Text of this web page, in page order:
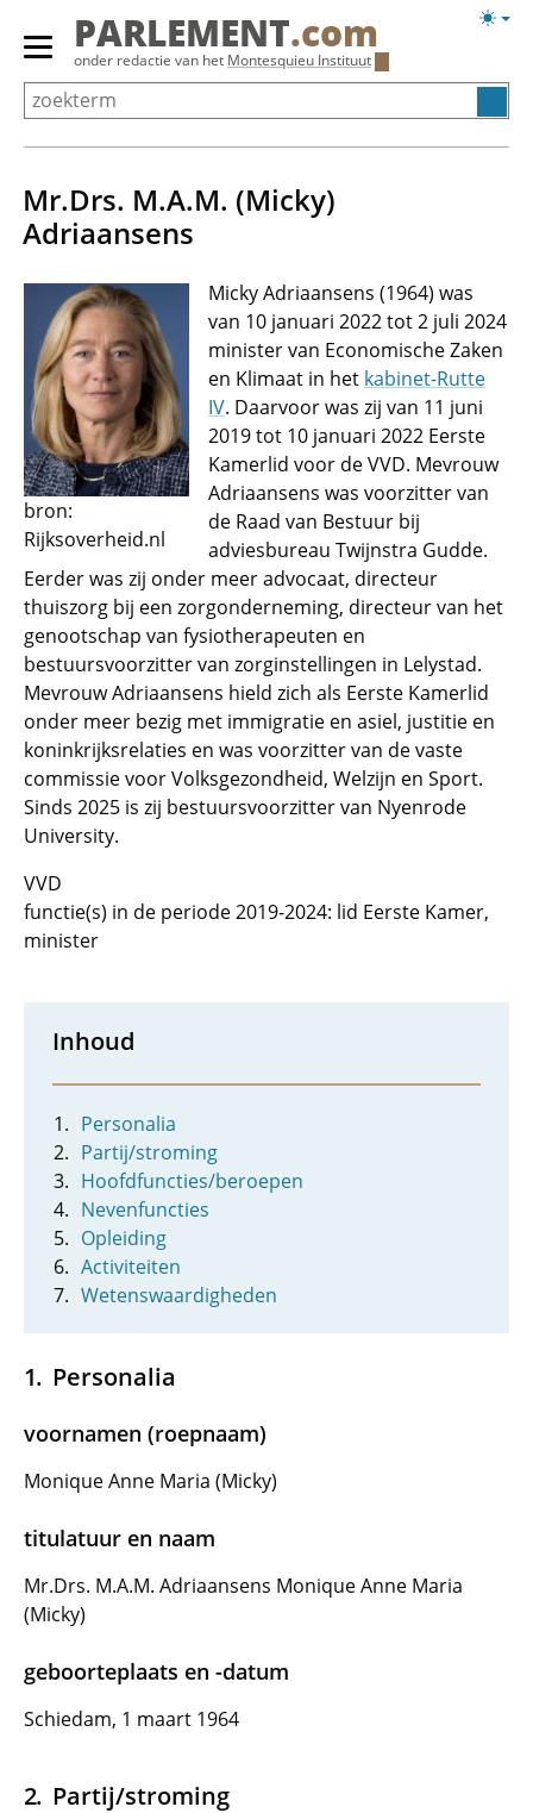
Overslaan
Primair
menu
tonen/verbergen
PARLEMENT.com
onder redactie van het Montesquieu Instituut
Mr.Drs. M.A.M. (Micky)
Adriaansens
bron:
Rijksoverheid.nl
Micky Adriaansens (1964) was
van 10 januari 2022 tot 2 juli 2024
minister van Economische Zaken
en Klimaat in het kabinet-Rutte
IV. Daarvoor was zij van 11 juni
2019 tot 10 januari 2022 Eerste
Kamerlid voor de VVD. Mevrouw
Adriaansens was voorzitter van
de Raad van Bestuur bij
adviesbureau Twijnstra Gudde.
Eerder was zij onder meer advocaat, directeur
thuiszorg bij een zorgonderneming, directeur van het
genootschap van fysiotherapeuten en
bestuursvoorzitter van zorginstellingen in Lelystad.
Mevrouw Adriaansens hield zich als Eerste Kamerlid
onder meer bezig met immigratie en asiel, justitie en
koninkrijksrelaties en was voorzitter van de vaste
commissie voor Volksgezondheid, Welzijn en Sport.
Sinds 2025 is zij bestuursvoorzitter van Nyenrode
University.
VVD
functie(s) in de periode 2019-2024: lid Eerste Kamer,
minister
Inhoud
Personalia
Partij/stroming
Hoofdfuncties/beroepen
Nevenfuncties
Opleiding
Activiteiten
Wetenswaardigheden
Personalia
voornamen (roepnaam)
Monique Anne Maria (Micky)
titulatuur en naam
Mr.Drs. M.A.M. Adriaansens Monique Anne Maria
(Micky)
geboorteplaats en -datum
Schiedam, 1 maart 1964
Partij/stroming